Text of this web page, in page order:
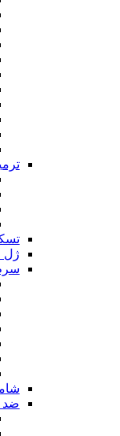
تونیک
چشم
ژل
شوینده
شیر پاک
صابون
فوم
میسلار
ترمیم کننده
استرچ
ترمیم
کرم
تسکین دهنده
ژل ضد جوش
سرم پوست
روغن
سرم
سرم
سرم ضد
سرم ضد
سرم
سرم
شامپو بدن
ضد آفتاب
آفتاب
اسپری